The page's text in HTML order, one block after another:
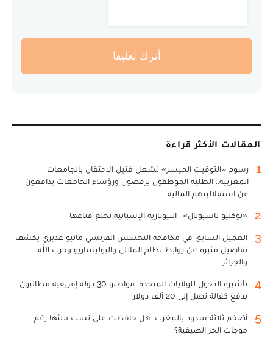
أترك تعليقا
المقالات الأكثر قراءة
1
رسوم «التوقيت الميسر» تشعل فتيل الاحتقان بالجامعات
المغربية.. الطلبة الموظفون يرفضون ورؤساء الجامعات يدافعون
عن استقلاليتهم المالية
2 «نوكليو ناسيونال».. النيونازية الإسبانية تخلع قناعها
3
العميل السابق في مكافحة التجسس الفرنسي ماثيو غديري يكشف
تفاصيل مثيرة عن روابط نظام الملالي والبوليساريو وحزب الله
والجزائر
4
تأشيرة الدخول للولايات المتحدة: مواطنو 30 دولة إفريقية مطالبون
بدفع كفالة تصل إلى 20 ألف دولار
5
أضخم ثلاثة سدود بالمغرب: هل حافظت على نسب ملئها رغم
موجات الحر الصيفية؟